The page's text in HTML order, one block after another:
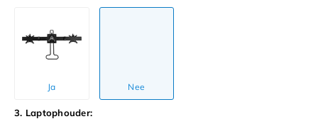
Ja Nee
3. Laptophouder: